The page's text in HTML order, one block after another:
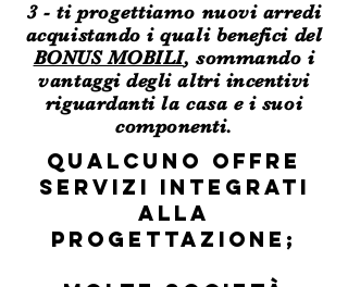
3 - ti progettiamo nuovi arredi
acquistando i quali benefici del
BONUS MOBILI, sommando i
vantaggi degli altri incentivi
riguardanti la casa e i suoi
componenti.
qualcuno offre
servizi integrati
alla
progettazione;